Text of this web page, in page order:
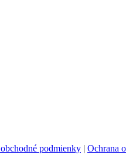
podmienky | Ochrana